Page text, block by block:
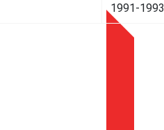
1991-1993